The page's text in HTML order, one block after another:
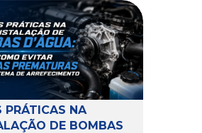
a pintura oficial
por equipes do World
de algumas
equipes de
do mundo, a Giro é
marcas de capacetes
para ciclismo
no Brasil.
e distribuída […]
PRÁTICAS NA
DE BOMBAS